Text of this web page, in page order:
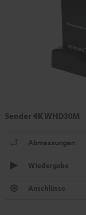
Sender 4K WHD30M
Abmessungen
Wiedergabe
Anschlüsse